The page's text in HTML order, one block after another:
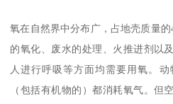
氧在自然界中分布广，占地壳质量
的氧化、废水的处理、火推进剂以
人进行呼吸等方面均需要用氧。
（包括有机物的）都消耗氧气。但